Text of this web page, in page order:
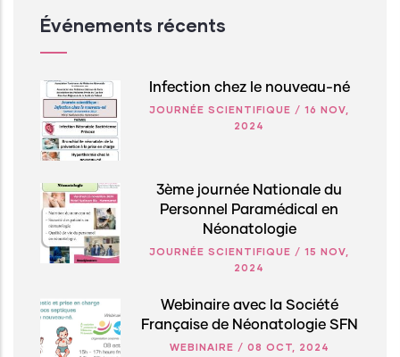
Événements récents
Infection chez le nouveau-né
JOURNÉE SCIENTIFIQUE / 16 NOV,
2024
3ème journée Nationale du
Personnel Paramédical en
Néonatologie
JOURNÉE SCIENTIFIQUE / 15 NOV,
2024
Webinaire avec la Société
Française de Néonatologie SFN
WEBINAIRE / 08 OCT, 2024